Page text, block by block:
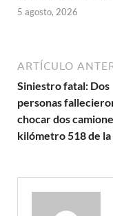
5 agosto, 2026
ARTÍCULO
Siniestro fatal: Dos
personas
chocar dos
kilómetro 518 de la